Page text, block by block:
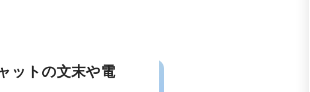
ットの文末や電